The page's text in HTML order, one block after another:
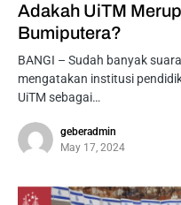
Adakah UiTM
Bumiputera?
BANGI – Sudah banyak
mengatakan institusi
UiTM sebagai…
geberadmin
May 17, 2024